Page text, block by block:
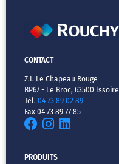
CONTACT
Z.I. Le Chapeau Rouge
BP67 - Le Broc, 63500 Issoire
Tél. 04 73 89 02 89
Fax 04 73 89 77 85
PRODUITS